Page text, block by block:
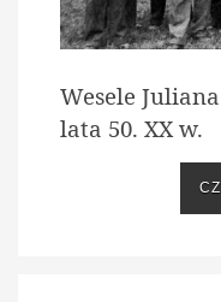
Wesele
lata 50. XX w.